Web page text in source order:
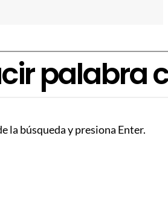
la búsqueda y presiona Enter.